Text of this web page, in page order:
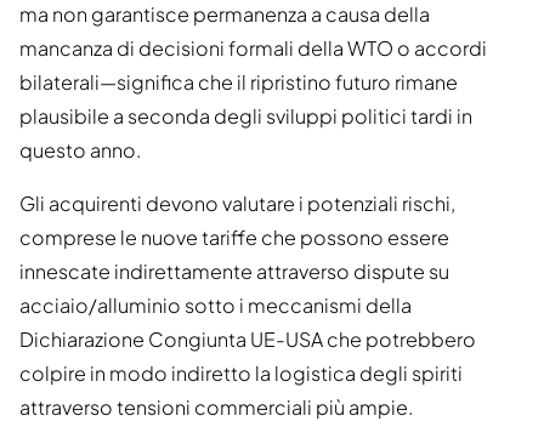
ma non garantisce permanenza a causa della
mancanza di decisioni formali della WTO o accordi
bilaterali—significa che il ripristino futuro rimane
plausibile a seconda degli sviluppi politici tardi in
questo anno.
Gli acquirenti devono valutare i potenziali rischi,
comprese le nuove tariffe che possono essere
innescate indirettamente attraverso dispute su
acciaio/alluminio sotto i meccanismi della
Dichiarazione Congiunta UE-USA che potrebbero
colpire in modo indiretto la logistica degli spiriti
attraverso tensioni commerciali più ampie.